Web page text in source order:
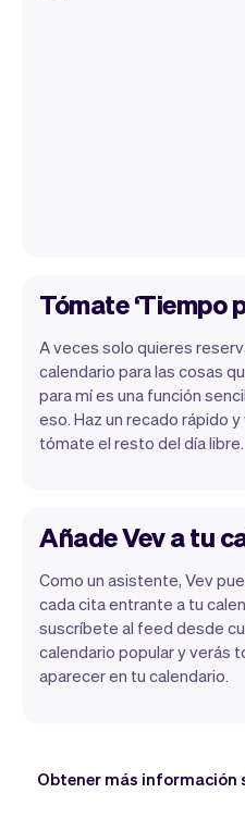
Tómate ‘Tiempo
A veces solo quieres
calendario para las cosas
para mí es una función
eso. Haz un recado rápido
tómate el resto del día libre.
Añade Vev a tu
Como un asistente, Vev
cada cita entrante a tu
suscríbete al feed desde
calendario popular y verás
aparecer en tu calendario.
Obtener más